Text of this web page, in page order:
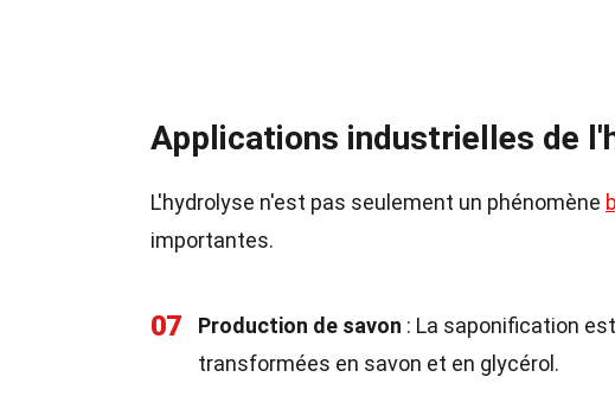
Applications industrielles de
L'hydrolyse n'est pas seulement un phénomène
importantes.
07 Production de savon : La saponification
transformées en savon et en glycérol.